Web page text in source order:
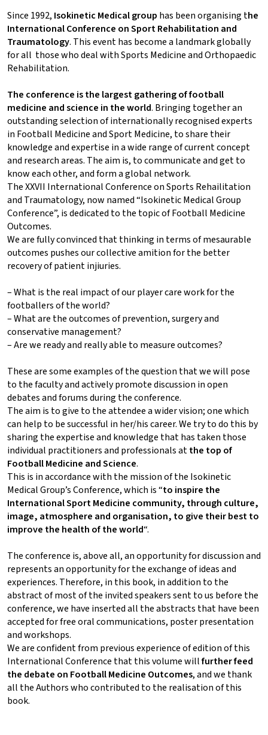
Since 1992, Isokinetic Medical group has been organising the
International Conference on Sport Rehabilitation and
Traumatology. This event has become a landmark globally
for all those who deal with Sports Medicine and Orthopaedic
Rehabilitation.
The conference is the largest gathering of football
medicine and science in the world. Bringing together an
outstanding selection of internationally recognised experts
in Football Medicine and Sport Medicine, to share their
knowledge and expertise in a wide range of current concept
and research areas. The aim is, to communicate and get to
know each other, and form a global network.
The XXVII International Conference on Sports Rehailitation
and Traumatology, now named “Isokinetic Medical Group
Conference”, is dedicated to the topic of Football Medicine
Outcomes.
We are fully convinced that thinking in terms of mesaurable
outcomes pushes our collective amition for the better
recovery of patient injiuries.
– What is the real impact of our player care work for the
footballers of the world?
– What are the outcomes of prevention, surgery and
conservative management?
– Are we ready and really able to measure outcomes?
These are some examples of the question that we will pose
to the faculty and actively promote discussion in open
debates and forums during the conference.
The aim is to give to the attendee a wider vision; one which
can help to be successful in her/his career. We try to do this by
sharing the expertise and knowledge that has taken those
individual practitioners and professionals atthe top of
Football Medicine and Science.
This is in accordance with the mission of the Isokinetic
Medical Group’s Conference, which is “to inspire the
International Sport Medicine community, through culture,
image, atmosphere and organisation, to give their best to
improve the health of the world“.
The conference is, above all, an opportunity for discussion and
represents an opportunity for the exchange of ideas and
experiences. Therefore, in this book, in addition to the
abstract of most of the invited speakers sent to us before the
conference, we have inserted all the abstracts that have been
accepted for free oral communications, poster presentation
and workshops.
We are confident from previous experience of edition of this
International Conference that this volume willfurther feed
the debate on Football Medicine Outcomes, and we thank
all the Authors who contributed to the realisation of this
book.